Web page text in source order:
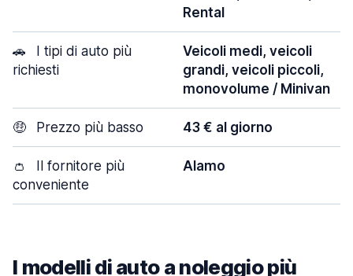
Rental
🚗
I tipi di auto più
richiesti
Veicoli medi, veicoli
grandi, veicoli piccoli,
monovolume / Minivan
🤑 Prezzo più basso 43 € al giorno
👛
Il fornitore più
conveniente
Alamo
I modelli di auto a noleggio più